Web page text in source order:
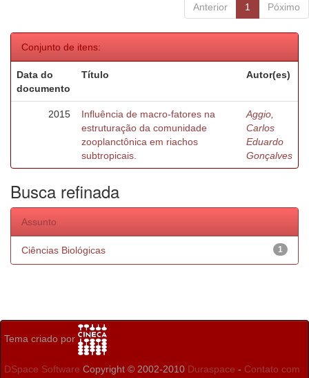
Anterior 1 Póximo
Conjunto de itens:
Data do
documento
Título Autor(es)
2015
Influência de macro-fatores na
estruturação da comunidade
zooplanctônica em riachos
subtropicais.
Aggio,
Carlos
Eduardo
Gonçalves
Busca refinada
Assunto
1
Ciências Biológicas
Tema criado por
DSpace Software Copyright © 2002-2010 Duraspace - Contato com